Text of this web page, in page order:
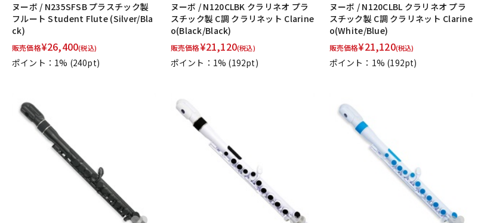
ヌーボ / N235SFSB プラスチック製
フルート Student Flute (Silver/Bla
ck)
販売価格¥26,400(税込)
ポイント：1% (240pt)
ヌーボ / N120CLBK クラリネオ プラ
スチック製 C調 クラリネット Clarine
o(Black/Black)
販売価格¥21,120(税込)
ポイント：1% (192pt)
ヌーボ / N120CLBL クラリネオ プラ
スチック製 C調 クラリネット Clarine
o(White/Blue)
販売価格¥21,120(税込)
ポイント：1% (192pt)